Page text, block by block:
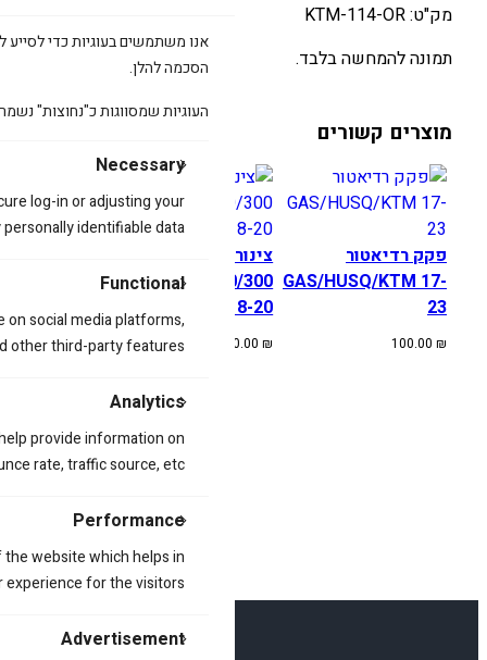
אנו משתמשים בעוגיות כדי לסייע
הסכמה להלן.
העוגיות שמסווגות כ"נחוצות"
Necessary
log-in or adjusting your
identifiable data.
Functional
social media platforms,
other third-party features.
Analytics
provide information on
rate, traffic source, etc.
Performance
website which helps in
for the visitors.
Advertisement
מק"ט: KTM-114-OR
תמונה להמחשה בלבד.
מוצרים קשורים
פקק רדיאטור
GAS/HUSQ/KTM 17-
23
100.00 ₪
צינורות לרדיאטור
KTM/HUSQ 250/300
18-20
380.00₪
500 17-19
550.00₪
המחיר
₪